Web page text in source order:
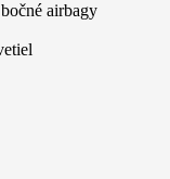
airbagy